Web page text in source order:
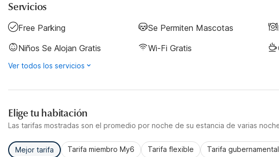
Servicios
Free Parking Se Permiten Mascotas
Niños Se Alojan Gratis
Wi-Fi Gratis
Ver todos los servicios
Elige tu habitación
Las tarifas mostradas son el promedio por noche de su estancia de varias
Mejor tarifa Tarifa miembro My6 Tarifa flexible Tarifa gubernamental